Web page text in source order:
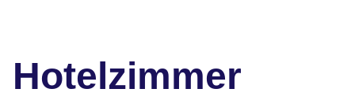
Hotelzimmer